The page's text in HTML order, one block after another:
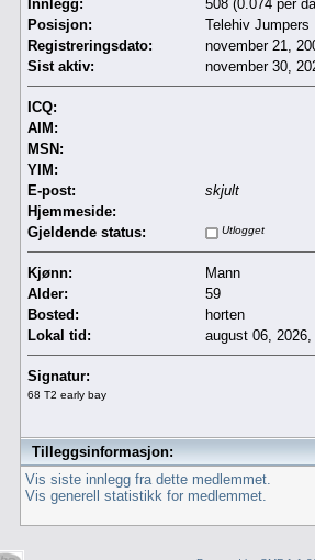
Innlegg:
508 (0.074 per
Posisjon:
Telehiv Jumpers
Registreringsdato:
november 21,
Sist aktiv:
november 30,
ICQ:
AIM:
MSN:
YIM:
E-post:
skjult
Hjemmeside:
Gjeldende status:
Utlogget
Kjønn:
Mann
Alder:
59
Bosted:
horten
Lokal tid:
august 06, 2026,
Signatur:
68 T2 early bay
Tilleggsinformasjon:
Vis siste innlegg fra dette medlemmet.
Vis generell statistikk for medlemmet.